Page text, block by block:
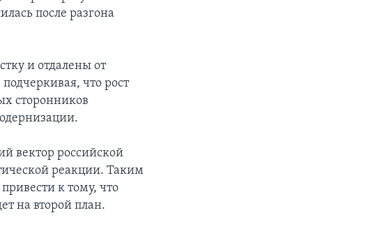
после разгона
и отдалены от
что рост
сторонников
вектор российской
реакции. Таким
к тому, что
на второй план.